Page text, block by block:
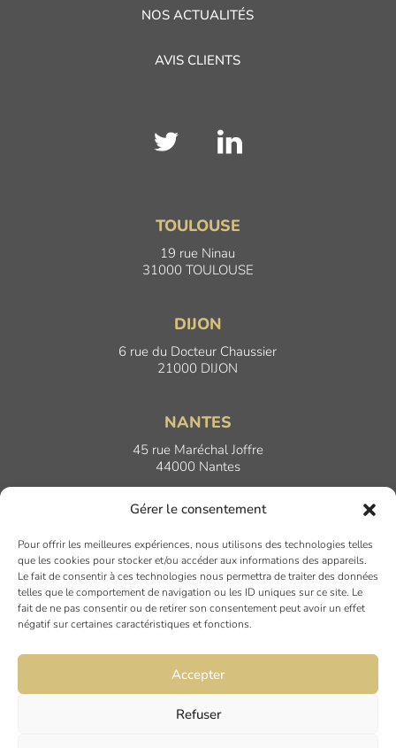
Gérer le consentement
Pour offrir les meilleures expériences, nous utilisons des technologies telles
que les cookies pour stocker et/ou accéder aux informations des appareils.
Le fait de consentir à ces technologies nous permettra de traiter des données
telles que le comportement de navigation ou les ID uniques sur ce site. Le
fait de ne pas consentir ou de retirer son consentement peut avoir un effet
négatif sur certaines caractéristiques et fonctions.
Accepter
Refuser
NOS ACTUALITÉS
AVIS CLIENTS
TOULOUSE
19 rue Ninau
31000 TOULOUSE
DIJON
6 rue du Docteur Chaussier
21000 DIJON
NANTES
45 rue Maréchal Joffre
44000 Nantes
LYON
17 Quai Joseph Gillet
69004 LYON
PARIS
Mentions légales